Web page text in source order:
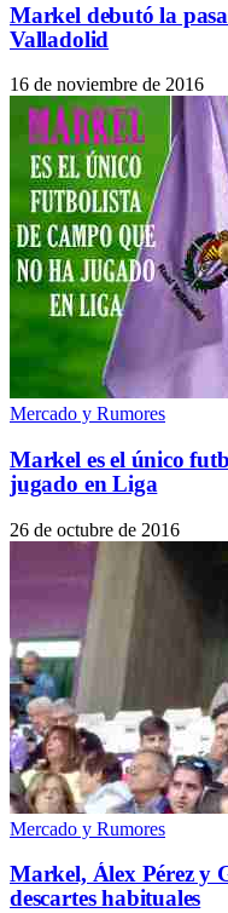
Markel debutó la
Valladolid
16 de noviembre de 2016
Mercado y Rumores
Markel es el único
jugado en Liga
26 de octubre de 2016
Mercado y Rumores
Markel, Álex Pérez y
descartes habituales